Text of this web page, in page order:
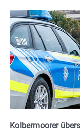
Kolbermoorer